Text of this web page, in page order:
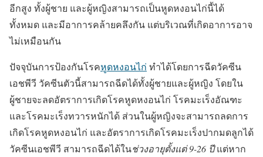
อีกสูง ทั้งผู้ชาย และผู้หญิงสามารถเป็นหูดหงอนไก่นี้ได้
ทั้งหมด และมีอาการคล้ายคลึงกัน แต่บริเวณที่เกิดอาการอาจ
ไม่เหมือนกัน
ปัจจุบันการป้องกันโรคหูดหงอนไก่ ทำได้โดยการฉีดวัคซีน
เอชพีวี วัคซีนตัวนี้สามารถฉีดได้ทั้งผู้ชายและผู้หญิง โดยใน
ผู้ชายจะลดอัตราการเกิดโรคหูดหงอนไก่ โรคมะเร็งอัณฑะ
และโรคมะเร็งทวารหนักได้ ส่วนในผู้หญิงจะสามารถลดการ
เกิดโรคหูดหงอนไก่ และอัตราการเกิดโรคมะเร็งปากมดลูกได้
วัคซีนเอชพีวี สามารถฉีดได้ในช่วงอายุตั้งแต่ 9-26 ปีแต่หาก